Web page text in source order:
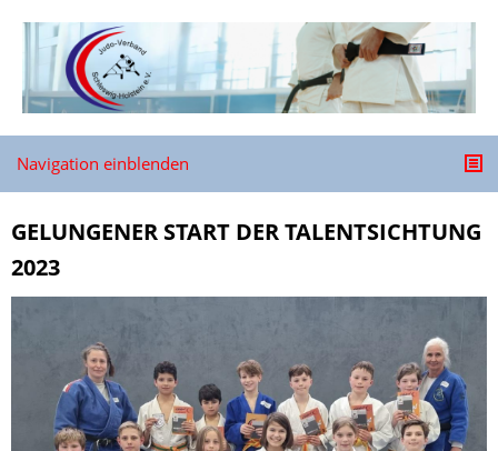
Navigation einblenden
GELUNGENER START DER TALENTSICHTUNG
2023